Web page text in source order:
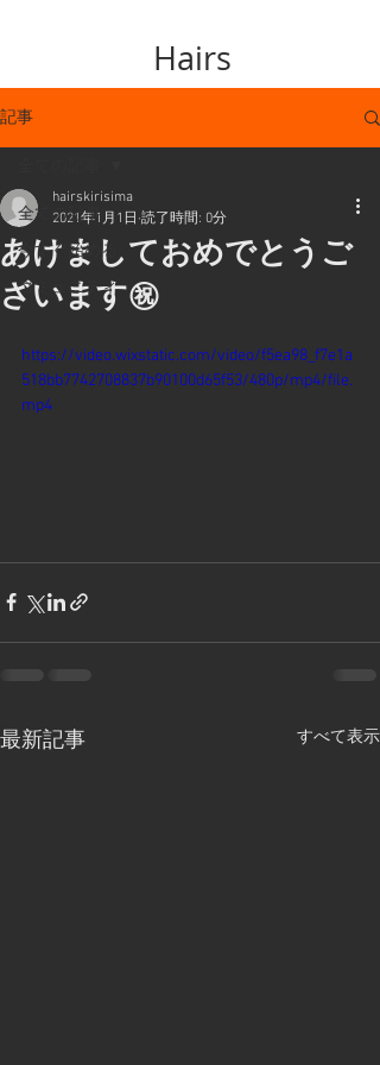
Hairs
記事
全ての記事
今すぐ始める
コミュニティ
あけましておめでとうご
ざいます㊗️
hairskirisima
2021年1月1日 読了時間: 0分
https://video.wixstatic.com/video/f5ea98_f7e1a
518bb7742708837b90100d65f53/480p/mp4/file.
mp4
最新記事 すべて表示